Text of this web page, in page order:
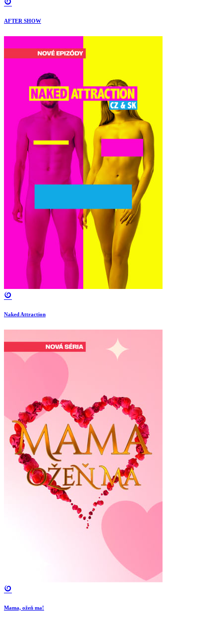
AFTER SHOW
Naked Attraction
Mama, ožeň ma!